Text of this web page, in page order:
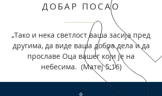
ДОБАР ПОСАО
„Тако и нека светлост ваша засија пред
другима, да виде ваша добра дела и да
прославе Оца вашег који је на
небесима. (Матеј 5:16)